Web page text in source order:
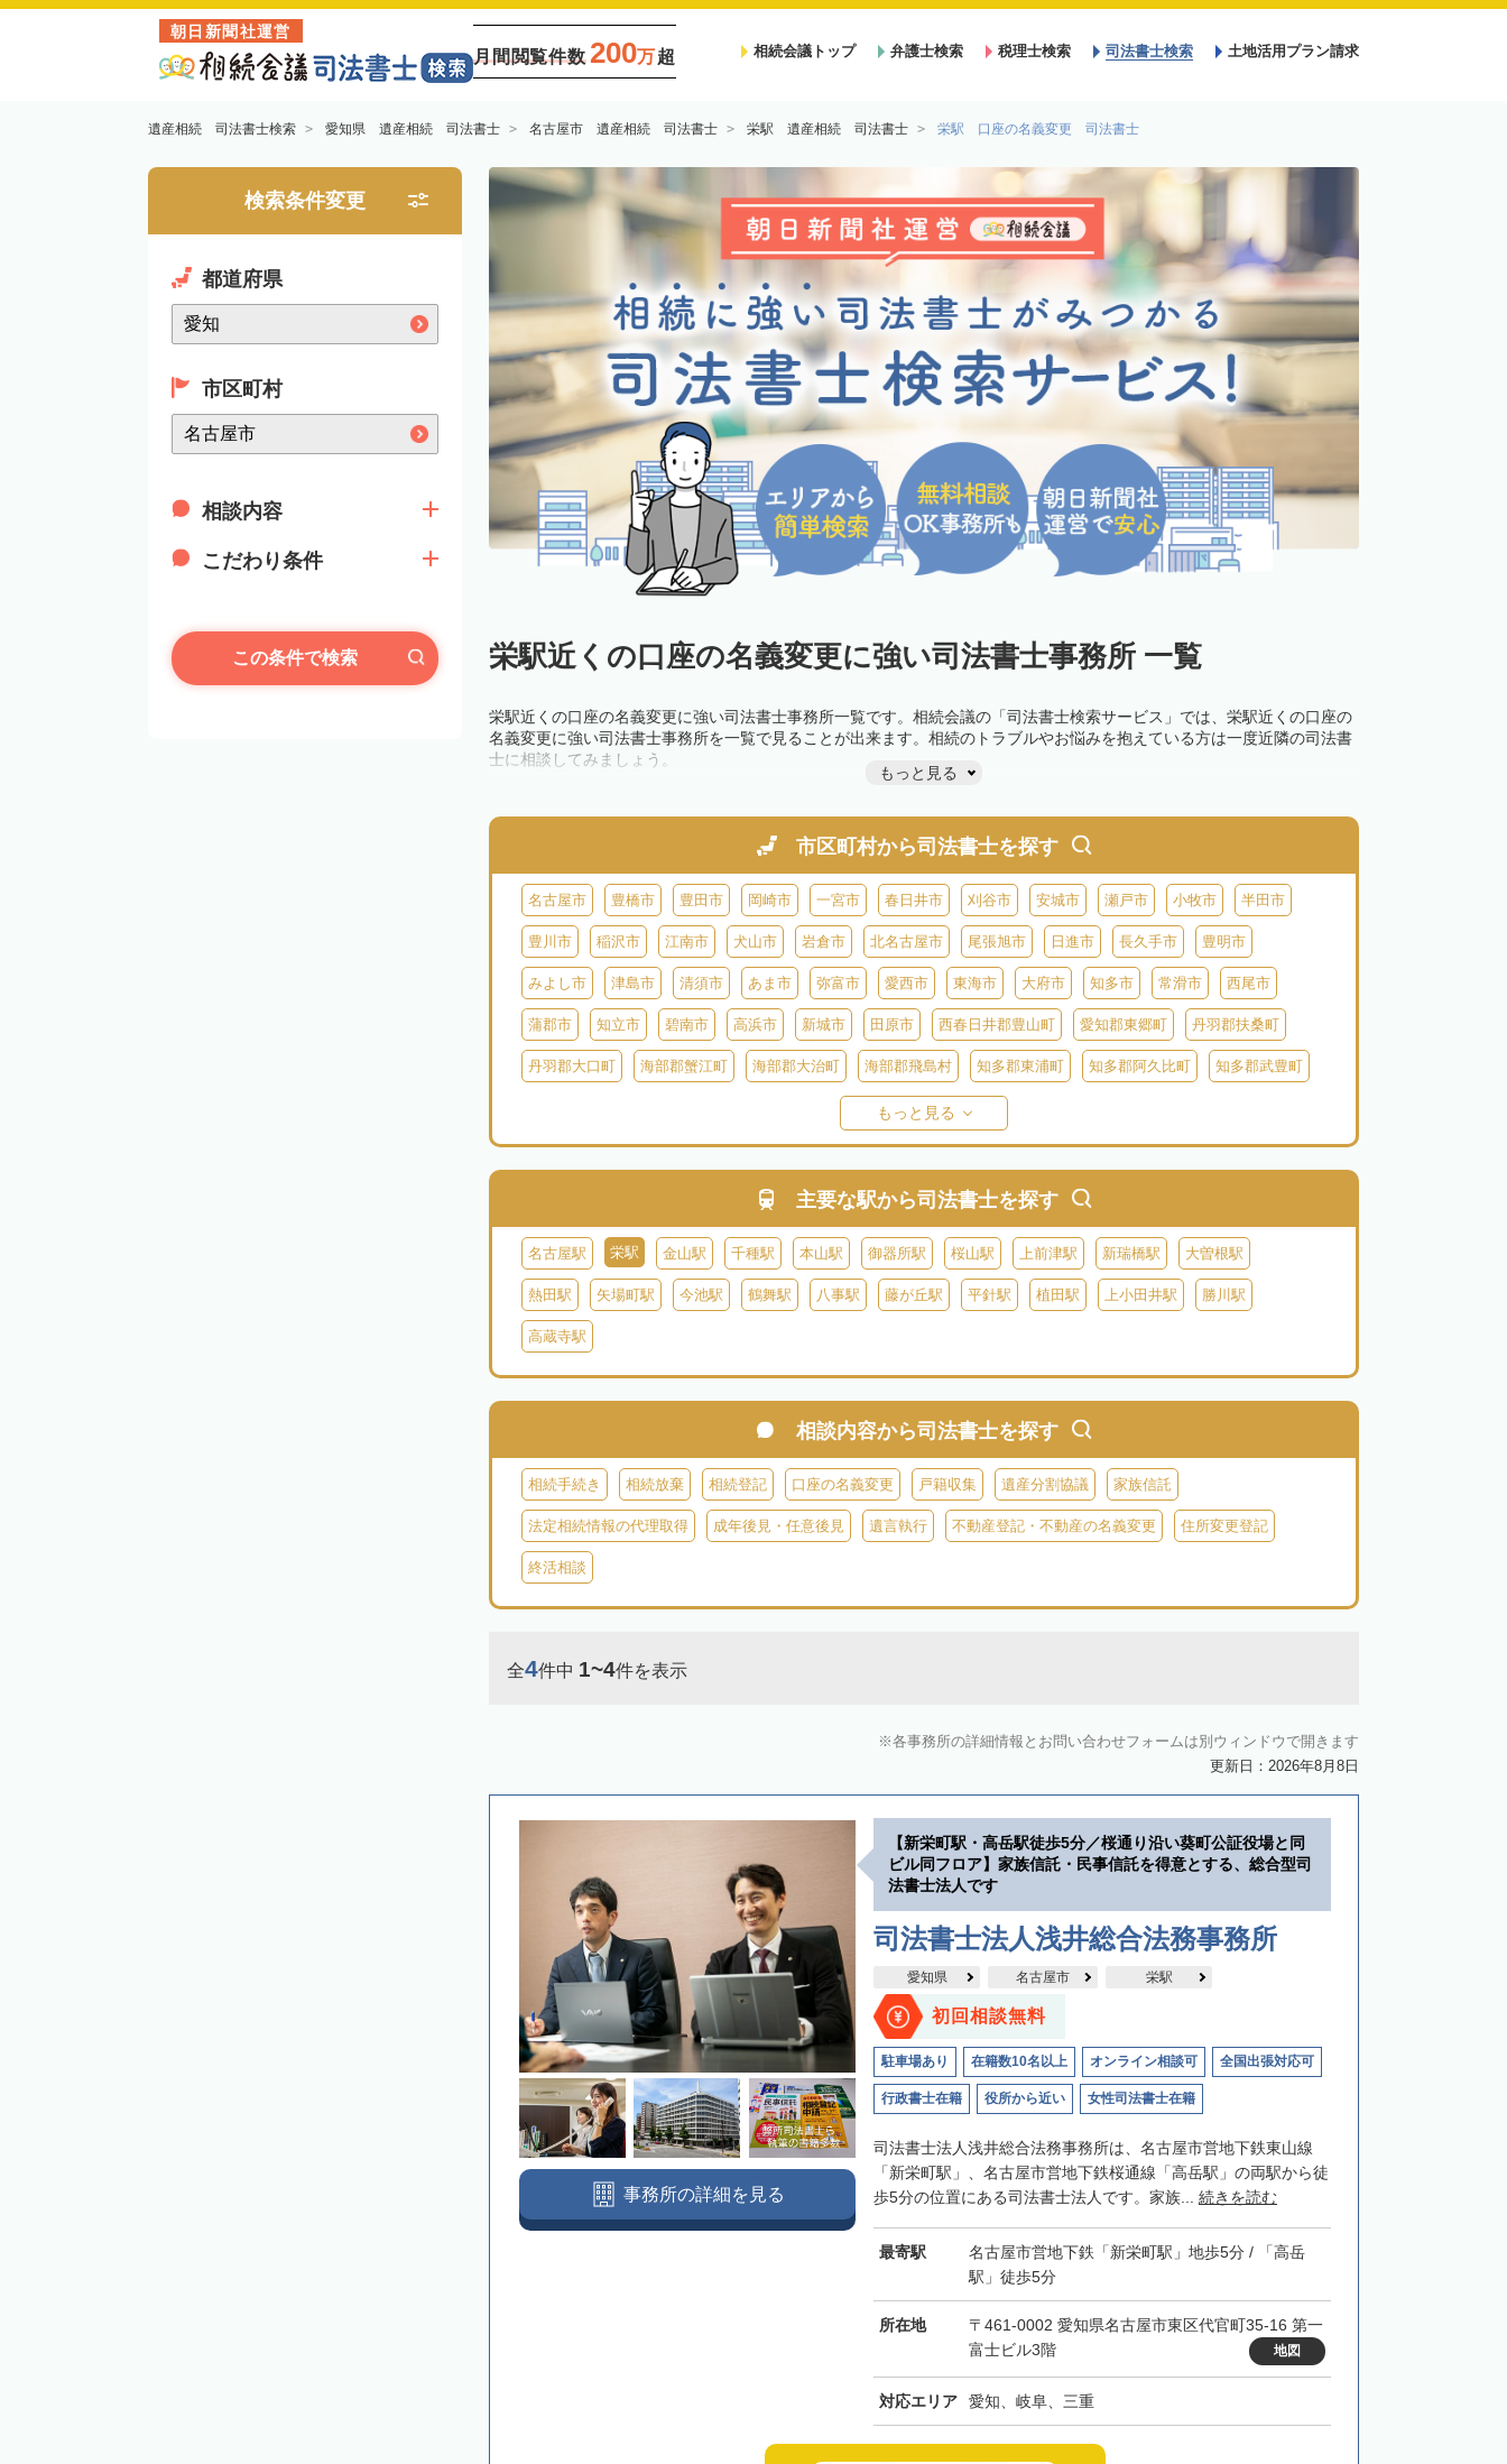
朝日新聞社運営
月間閲覧件数 200万超 相続会議トップ 弁護士検索 税理士検索 司法書士検索 土地活用プラン請求
遺産相続 司法書士検索 愛知県 遺産相続 司法書士 名古屋市 遺産相続 司法書士 栄駅 遺産相続 司法書士 栄駅 口座の名義変更 司法書士
検索条件変更
都道府県
市区町村
相談内容
こだわり条件
この条件で検索 栄駅近くの口座の名義変更に強い司法書士事務所 一覧
栄駅近くの口座の名義変更に強い司法書士事務所一覧です。相続会議の「司法書士検索サービス」では、栄駅近くの口座の
名義変更に強い司法書士事務所を一覧で見ることが出来ます。相続のトラブルやお悩みを抱えている方は一度近隣の司法書
士に相談してみましょう。
もっと見る
市区町村から司法書士を探す
名古屋市 豊橋市 豊田市 岡崎市 一宮市 春日井市 刈谷市 安城市 瀬戸市 小牧市 半田市
豊川市 稲沢市 江南市 犬山市 岩倉市 北名古屋市 尾張旭市 日進市 長久手市 豊明市
みよし市 津島市 清須市 あま市 弥富市 愛西市 東海市 大府市 知多市 常滑市 西尾市
蒲郡市 知立市 碧南市 高浜市 新城市 田原市 西春日井郡豊山町 愛知郡東郷町 丹羽郡扶桑町
丹羽郡大口町 海部郡蟹江町 海部郡大治町 海部郡飛島村 知多郡東浦町 知多郡阿久比町 知多郡武豊町
北設楽郡設楽町
もっと見る
主要な駅から司法書士を探す
名古屋駅 栄駅 金山駅 千種駅 本山駅 御器所駅 桜山駅 上前津駅 新瑞橋駅 大曽根駅
熱田駅 矢場町駅 今池駅 鶴舞駅 八事駅 藤が丘駅 平針駅 植田駅 上小田井駅 勝川駅
高蔵寺駅
相談内容から司法書士を探す
相続手続き 相続放棄 相続登記 口座の名義変更 戸籍収集 遺産分割協議 家族信託
法定相続情報の代理取得 成年後見・任意後見 遺言執行 不動産登記・不動産の名義変更 住所変更登記
終活相談
全4件中 1~4件を表示
各事務所の詳細情報とお問い合わせフォームは別ウィンドウで開きます
更新日：2026年8月8日
【新栄町駅・高岳駅徒歩5分／桜通り沿い葵町公証役場と同
ビル同フロア】家族信託・民事信託を得意とする、総合型司
法書士法人です
司法書士法人浅井総合法務事務所
愛知県 名古屋市 栄駅
初回相談無料
駐車場あり 在籍数10名以上 オンライン相談可 全国出張対応可
行政書士在籍 役所から近い 女性司法書士在籍
司法書士法人浅井総合法務事務所は、名古屋市営地下鉄東山線
「新栄町駅」、名古屋市営地下鉄桜通線「高岳駅」の両駅から徒
歩5分の位置にある司法書士法人です。家族... 続きを読む
最寄駅
名古屋市営地下鉄「新栄町駅」地歩5分 / 「高岳
駅」徒歩5分
所在地
〒461-0002 愛知県名古屋市東区代官町35-16 第一
富士ビル3階
地図
対応エリア 愛知、岐阜、三重
事務所の詳細を見る